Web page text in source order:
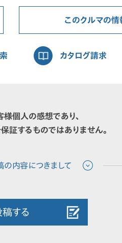
このクルマの
カタログ請求
様個人の感想であり、
証するものではありません。
稿する